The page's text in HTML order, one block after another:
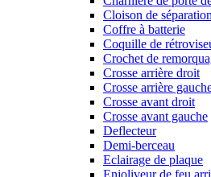
Cloison de
Coffre à batterie
Coquille de
Crochet de
Crosse arrière droit
Crosse arrière
Crosse avant droit
Crosse avant gauche
Deflecteur
Demi-berceau
Eclairage de plaque
Enjoliveur de feu